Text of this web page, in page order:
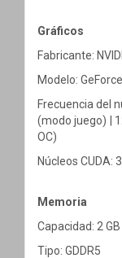
Gráficos
Fabricante:
Modelo:
Frecuencia del
(modo juego) |
OC)
Núcleos CUDA:
Memoria
Capacidad: 2 GB
Tipo: GDDR5